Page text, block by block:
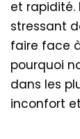
et rapidité.
stressant
faire face
pourquoi
dans les
inconfort